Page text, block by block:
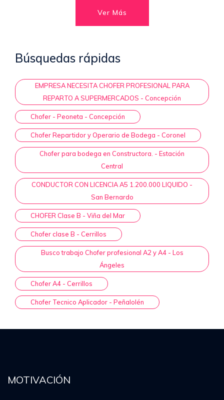
Ver Más
Búsquedas rápidas
EMPRESA NECESITA CHOFER PROFESIONAL PARA
REPARTO A SUPERMERCADOS - Concepción
Chofer - Peoneta - Concepción
Chofer Repartidor y Operario de Bodega - Coronel
Chofer para bodega en Constructora. - Estación
Central
CONDUCTOR CON LICENCIA A5 1.200.000 LIQUIDO -
San Bernardo
CHOFER Clase B - Viña del Mar
Chofer clase B - Cerrillos
Busco trabajo Chofer profesional A2 y A4 - Los
Ángeles
Chofer A4 - Cerrillos
Chofer Tecnico Aplicador - Peñalolén
MOTIVACIÓN